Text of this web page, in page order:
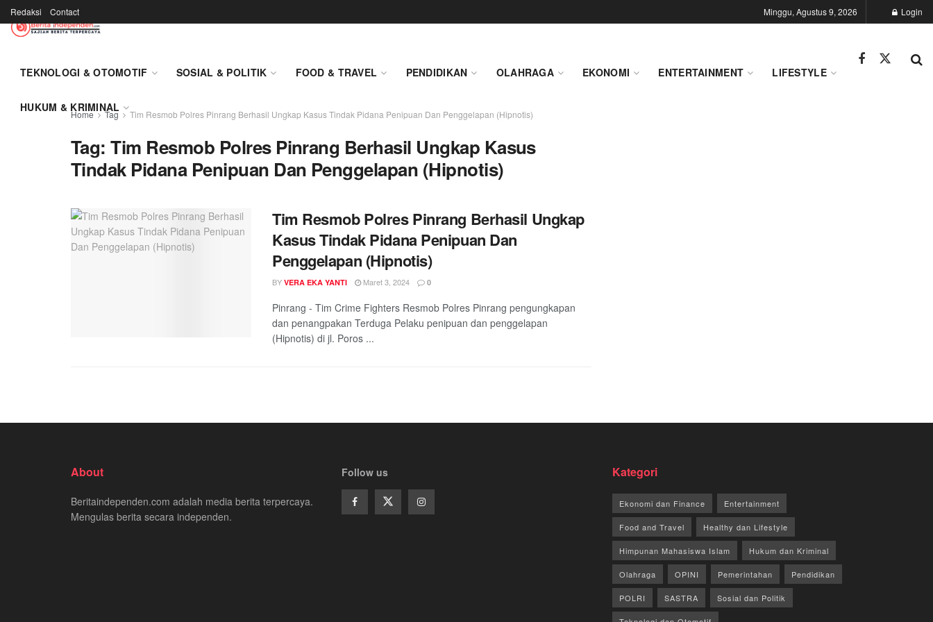
Redaksi Contact Minggu, Agustus 9, 2026 Login
TEKNOLOGI & OTOMOTIF SOSIAL & POLITIK FOOD & TRAVEL PENDIDIKAN OLAHRAGA EKONOMI ENTERTAINMENT LIFESTYLE
HUKUM & KRIMINAL
Home Tag Tim Resmob Polres Pinrang Berhasil Ungkap Kasus Tindak Pidana Penipuan Dan Penggelapan (Hipnotis)
Tag:Tim Resmob Polres Pinrang Berhasil Ungkap Kasus
Tindak Pidana Penipuan Dan Penggelapan (Hipnotis)
Tim Resmob Polres Pinrang Berhasil Ungkap
Kasus Tindak Pidana Penipuan Dan
Penggelapan (Hipnotis)
BY VERA EKA YANTI Maret 3, 2024 0
Pinrang - Tim Crime Fighters Resmob Polres Pinrang pengungkapan
dan penangpakan Terduga Pelaku penipuan dan penggelapan
(Hipnotis) di jl. Poros ...
About
Beritaindependen.com adalah media berita terpercaya.
Mengulas berita secara independen.
Follow us Kategori
Ekonomi dan Finance Entertainment
Food and Travel Healthy dan Lifestyle
Himpunan Mahasiswa Islam Hukum dan Kriminal
Olahraga OPINI Pemerintahan Pendidikan
POLRI SASTRA Sosial dan Politik